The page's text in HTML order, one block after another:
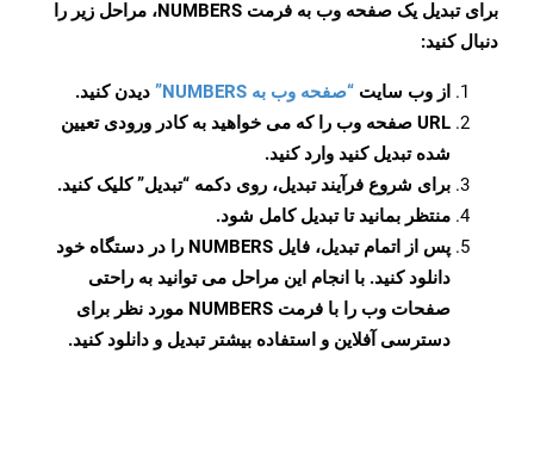
برای تبدیل یک صفحه وب به فرمت NUMBERS، مراحل زیر را
دنبال کنید:
از وب سایت “صفحه وب به NUMBERS”
دیدن کنید.
URL صفحه وب را که می خواهید به کادر ورودی تعیین
شده تبدیل کنید وارد کنید.
برای شروع فرآیند تبدیل، روی دکمه “تبدیل” کلیک کنید.
منتظر بمانید تا تبدیل کامل شود.
پس از اتمام تبدیل، فایل NUMBERS را در دستگاه خود
دانلود کنید. با انجام این مراحل می توانید به راحتی
صفحات وب را با فرمت NUMBERS مورد نظر برای
دسترسی آفلاین و استفاده بیشتر تبدیل و دانلود کنید.